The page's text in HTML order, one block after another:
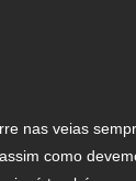
nas veias
como